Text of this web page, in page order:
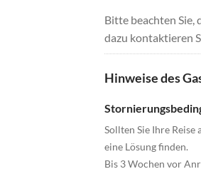
Bitte beachten Sie,
dazu kontaktieren
Hinweise des
Sollten Sie Ihre
eine Lösung finden.
Bis 3 Wochen vor